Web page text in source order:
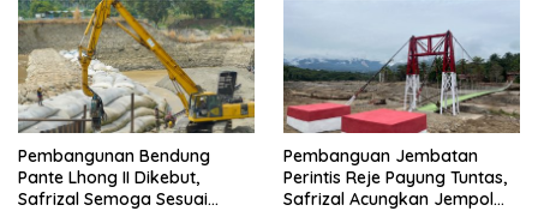
Pembangunan Bendung
Pante Lhong II Dikebut,
Safrizal Semoga Sesuai
Pembanguan Jembatan
Perintis Reje Payung Tuntas,
Safrizal Acungkan Jempol